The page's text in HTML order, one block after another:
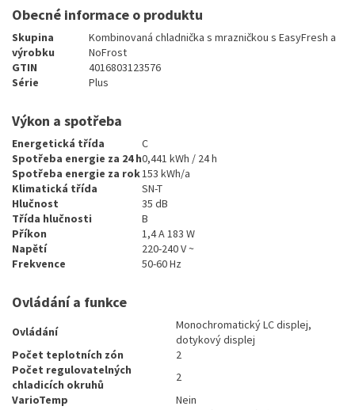
Obecné informace o produktu
Skupina
výrobku
Kombinovaná chladnička s mrazničkou s EasyFresh a
NoFrost
GTIN
4016803123576
Série
Plus
Výkon a spotřeba
Energetická třída
C
Spotřeba energie za 24 h0,441 kWh / 24 h
Spotřeba energie za rok153 kWh/a
Klimatická třída
SN-T
Hlučnost
35 dB
Třída hlučnosti
B
Příkon
1,4 A 183 W
Napětí
220-240 V ~
Frekvence
50-60 Hz
Ovládání a funkce
Ovládání
Monochromatický LC displej,
dotykový displej
Počet teplotních zón
2
Počet regulovatelných
chladicích okruhů
2
VarioTemp
Nein